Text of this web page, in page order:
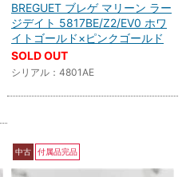
BREGUET ブレゲ マリーン ラー
ジデイト 5817BE/Z2/EV0 ホワ
イトゴールド×ピンクゴールド
SOLD OUT
シリアル：4801AE
中古 付属品完品